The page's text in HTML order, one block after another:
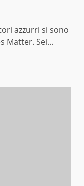
azzurri si sono
Matter. Sei...